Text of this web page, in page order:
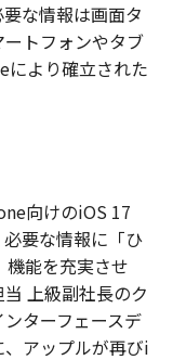
な情報は画面タ
トフォンやタブ
により確立された
向けのiOS 17
要な情報に「ひ
機能を充実させ
上級副社長のク
ターフェースデ
アップルが再びi